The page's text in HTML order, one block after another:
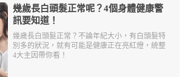
幾歲長白頭髮正常呢？4個身體健康警
訊要知道！
幾歲長白頭髮正常？不論年紀大小，有白頭髮特
別多的狀況，就有可能是健康正在亮紅燈，統整
4大主因帶你看！